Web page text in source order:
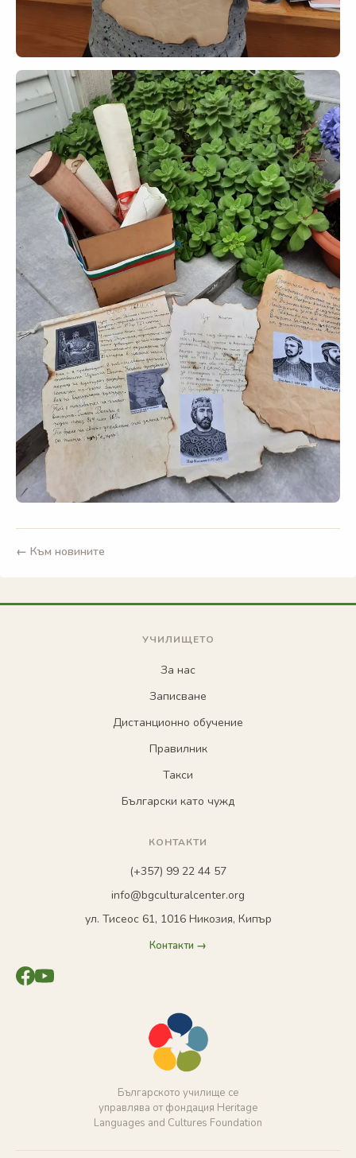
← Към новините
УЧИЛИЩЕТО
За нас
Записване
Дистанционно обучение
Правилник
Такси
Български като чужд
КОНТАКТИ
(+357) 99 22 44 57
info@bgculturalcenter.org
ул. Тисеос 61, 1016 Никозия, Кипър
Контакти →
Българското училище се
управлява от фондация Heritage
Languages and Cultures Foundation